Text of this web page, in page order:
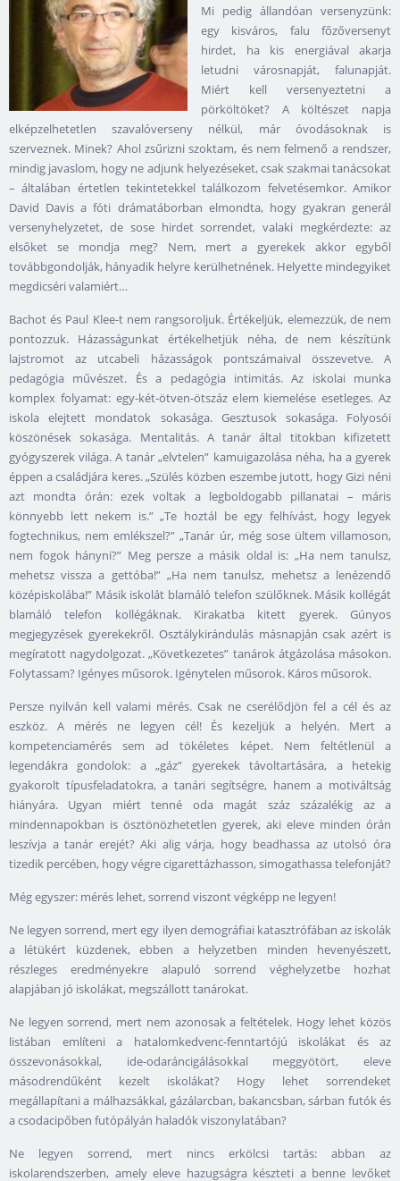
Mi pedig állandóan versenyzünk:
egy kisváros, falu főzőversenyt
hirdet, ha kis energiával akarja
letudni városnapját, falunapját.
Miért kell versenyeztetni a
pörköltöket? A költészet napja
elképzelhetetlen szavalóverseny nélkül, már óvodásoknak is
szerveznek. Minek? Ahol zsűrizni szoktam, és nem felmenő a rendszer,
mindig javaslom, hogy ne adjunk helyezéseket, csak szakmai tanácsokat
– általában értetlen tekintetekkel találkozom felvetésemkor. Amikor
David Davis a fóti drámatáborban elmondta, hogy gyakran generál
versenyhelyzetet, de sose hirdet sorrendet, valaki megkérdezte: az
elsőket se mondja meg? Nem, mert a gyerekek akkor egyből
továbbgondolják, hányadik helyre kerülhetnének. Helyette mindegyiket
megdicséri valamiért…
Bachot és Paul Klee-t nem rangsoroljuk. Értékeljük, elemezzük, de nem
pontozzuk. Házasságunkat értékelhetjük néha, de nem készítünk
lajstromot az utcabeli házasságok pontszámaival összevetve. A
pedagógia művészet. És a pedagógia intimitás. Az iskolai munka
komplex folyamat: egy-két-ötven-ötszáz elem kiemelése esetleges. Az
iskola elejtett mondatok sokasága. Gesztusok sokasága. Folyosói
köszönések sokasága. Mentalitás. A tanár által titokban kifizetett
gyógyszerek világa. A tanár „elvtelen” kamuigazolása néha, ha a gyerek
éppen a családjára keres. „Szülés közben eszembe jutott, hogy Gizi néni
azt mondta órán: ezek voltak a legboldogabb pillanatai – máris
könnyebb lett nekem is.” „Te hoztál be egy felhívást, hogy legyek
fogtechnikus, nem emlékszel?” „Tanár úr, még sose ültem villamoson,
nem fogok hányni?” Meg persze a másik oldal is: „Ha nem tanulsz,
mehetsz vissza a gettóba!” „Ha nem tanulsz, mehetsz a lenézendő
középiskolába!” Másik iskolát blamáló telefon szülőknek. Másik kollégát
blamáló telefon kollégáknak. Kirakatba kitett gyerek. Gúnyos
megjegyzések gyerekekről. Osztálykirándulás másnapján csak azért is
megíratott nagydolgozat. „Következetes” tanárok átgázolása másokon.
Folytassam? Igényes műsorok. Igénytelen műsorok. Káros műsorok.
Persze nyilván kell valami mérés. Csak ne cserélődjön fel a cél és az
eszköz. A mérés ne legyen cél! És kezeljük a helyén. Mert a
kompetenciamérés sem ad tökéletes képet. Nem feltétlenül a
legendákra gondolok: a „gáz” gyerekek távoltartására, a hetekig
gyakorolt típusfeladatokra, a tanári segítségre, hanem a motiváltság
hiányára. Ugyan miért tenné oda magát száz százalékig az a
mindennapokban is ösztönözhetetlen gyerek, aki eleve minden órán
leszívja a tanár erejét? Aki alig várja, hogy beadhassa az utolsó óra
tizedik percében, hogy végre cigarettázhasson, simogathassa telefonját?
Még egyszer: mérés lehet, sorrend viszont végképp ne legyen!
Ne legyen sorrend, mert egy ilyen demográfiai katasztrófában az iskolák
a létükért küzdenek, ebben a helyzetben minden hevenyészett,
részleges eredményekre alapuló sorrend véghelyzetbe hozhat
alapjában jó iskolákat, megszállott tanárokat.
Ne legyen sorrend, mert nem azonosak a feltételek. Hogy lehet közös
listában említeni a hatalomkedvenc-fenntartójú iskolákat és az
összevonásokkal, ide-odaráncigálásokkal meggyötört, eleve
másodrendűként kezelt iskolákat? Hogy lehet sorrendeket
megállapítani a málhazsákkal, gázálarcban, bakancsban, sárban futók és
a csodacipőben futópályán haladók viszonylatában?
Ne legyen sorrend, mert nincs erkölcsi tartás: abban az
iskolarendszerben, amely eleve hazugságra készteti a benne levőket